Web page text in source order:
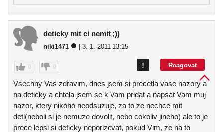
deticky mit ci nemit ;))
niki1471 | 3. 1. 2011 13:15
0 0 Reagovat
!
Vsechny Vas zdravim, dnes jsem si precetla vase nazory a
na deticky a chtela jsem se k Vam pridat a napsat Vam muj
nazor, ktery nikoho neodsuzuje, za to ze nechce mit
deti(neboli si je nemuze dovolit, nebo cokoliv jineho) ale to je
prece lepsi si deticky neporizovat, pokud Vim, ze na to